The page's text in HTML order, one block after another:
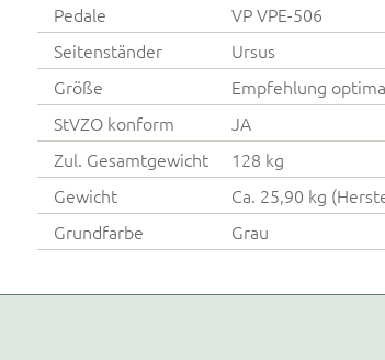
Pedale
VP VPE-506
Seitenständer
Ursus
Größe
Empfehlung
StVZO konform
JA
Zul. Gesamtgewicht
128 kg
Gewicht
Ca. 25,90 kg
Grundfarbe
Grau